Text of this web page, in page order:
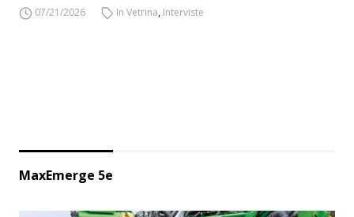
07/21/2026 In Vetrina, Interviste
MaxEmerge 5e